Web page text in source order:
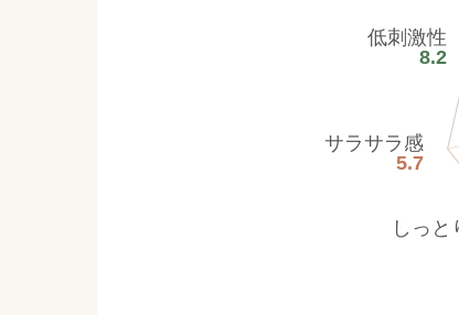
しっと
サラサラ感
5.7
低刺激性
8.2